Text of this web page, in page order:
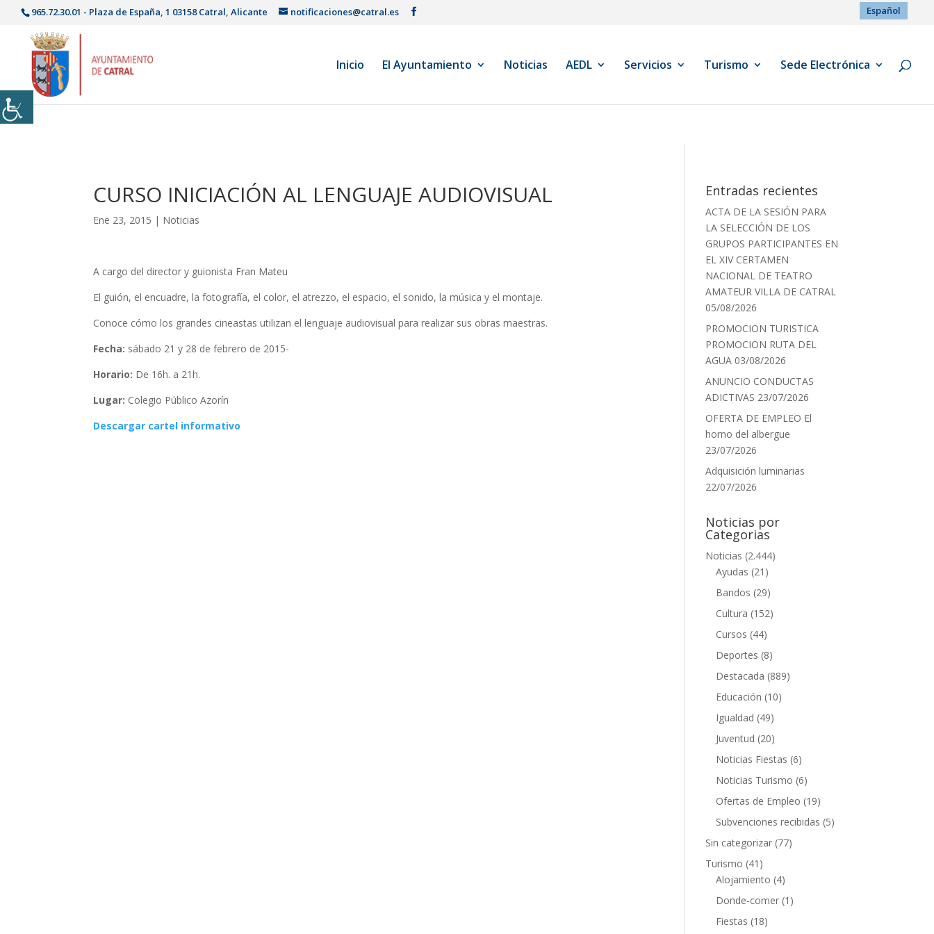
965.72.30.01 - Plaza de España, 1 03158 Catral, Alicante notificaciones@catral.es Español
Inicio El Ayuntamiento Noticias AEDL Servicios Turismo Sede Electrónica
CURSO INICIACIÓN AL LENGUAJE AUDIOVISUAL
Ene 23, 2015 | Noticias
A cargo del director y guionista Fran Mateu
El guión, el encuadre, la fotografía, el color, el atrezzo, el espacio, el sonido, la música y el montaje.
Conoce cómo los grandes cineastas utilizan el lenguaje audiovisual para realizar sus obras maestras.
Fecha: sábado 21 y 28 de febrero de 2015-
Horario: De 16h. a 21h.
Lugar: Colegio Público Azorín
Descargar cartel informativo
Entradas recientes
ACTA DE LA SESIÓN PARA
LA SELECCIÓN DE LOS
GRUPOS PARTICIPANTES EN
EL XIV CERTAMEN
NACIONAL DE TEATRO
AMATEUR VILLA DE CATRAL
05/08/2026
PROMOCION TURISTICA
PROMOCION RUTA DEL
AGUA 03/08/2026
ANUNCIO CONDUCTAS
ADICTIVAS 23/07/2026
OFERTA DE EMPLEO El
horno del albergue
23/07/2026
Adquisición luminarias
22/07/2026
Noticias por
Categorias
Noticias (2.444)
Ayudas (21)
Bandos (29)
Cultura (152)
Cursos (44)
Deportes (8)
Destacada (889)
Educación (10)
Igualdad (49)
Juventud (20)
Noticias Fiestas (6)
Noticias Turismo (6)
Ofertas de Empleo (19)
Subvenciones recibidas (5)
Sin categorizar (77)
Turismo (41)
Alojamiento (4)
Donde-comer (1)
Fiestas (18)